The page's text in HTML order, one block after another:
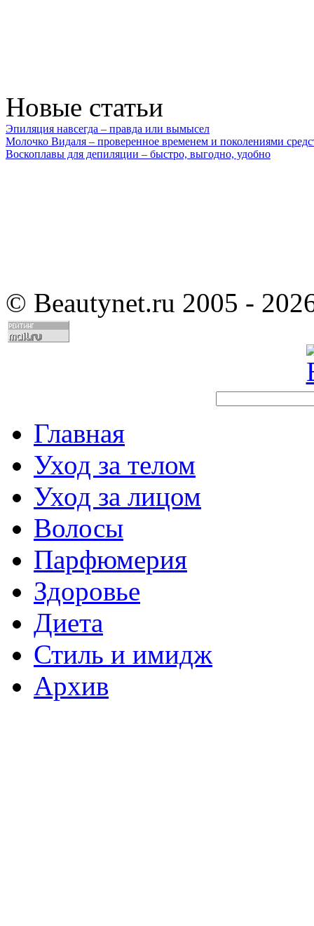
Новые статьи
Эпиляция навсегда – правда или вымысел
Молочко Видаля – проверенное временем и поколениями
Воскоплавы для депиляции – быстро, выгодно, удобно
© Beautynet.ru 2005 -
Главная
Уход за телом
Уход за лицом
Волосы
Парфюмерия
Здоровье
Диета
Стиль и имидж
Архив